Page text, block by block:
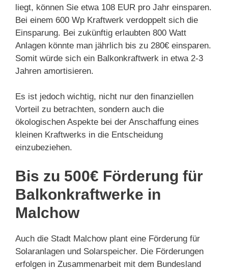
liegt, können Sie etwa 108 EUR pro Jahr einsparen.
Bei einem 600 Wp Kraftwerk verdoppelt sich die
Einsparung. Bei zukünftig erlaubten 800 Watt
Anlagen könnte man jährlich bis zu 280€ einsparen.
Somit würde sich ein Balkonkraftwerk in etwa 2-3
Jahren amortisieren.
Es ist jedoch wichtig, nicht nur den finanziellen
Vorteil zu betrachten, sondern auch die
ökologischen Aspekte bei der Anschaffung eines
kleinen Kraftwerks in die Entscheidung
einzubeziehen.
Bis zu 500€ Förderung für
Balkonkraftwerke in
Malchow
Auch die Stadt Malchow plant eine Förderung für
Solaranlagen und Solarspeicher. Die Förderungen
erfolgen in Zusammenarbeit mit dem Bundesland